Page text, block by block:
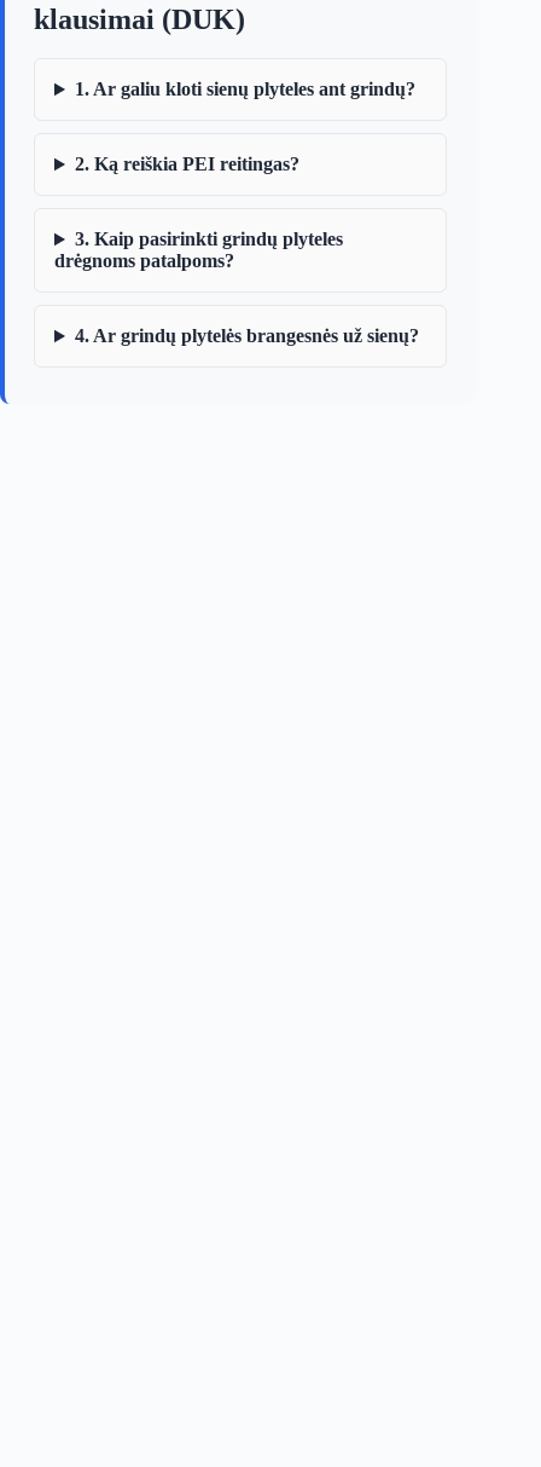
klausimai (DUK)
1. Ar galiu kloti sienų plyteles ant grindų?
2. Ką reiškia PEI reitingas?
3. Kaip pasirinkti grindų plyteles
drėgnoms patalpoms?
4. Ar grindų plytelės brangesnės už sienų?